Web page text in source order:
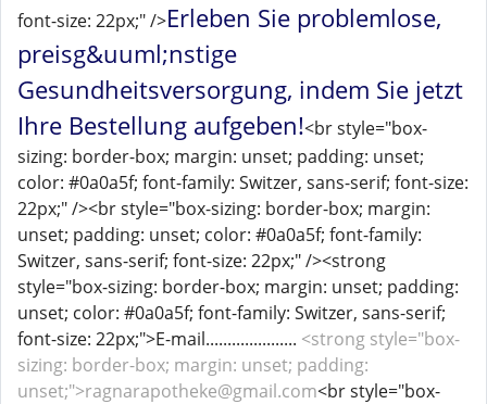
font-size: 22px;" />Erleben Sie problemlose,
preisg&uuml;nstige
Gesundheitsversorgung, indem Sie jetzt
Ihre Bestellung aufgeben!<br style="box-
sizing: border-box; margin: unset; padding: unset;
color: #0a0a5f; font-family: Switzer, sans-serif; font-size:
22px;" /><br style="box-sizing: border-box; margin:
unset; padding: unset; color: #0a0a5f; font-family:
Switzer, sans-serif; font-size: 22px;" /><strong
style="box-sizing: border-box; margin: unset; padding:
unset; color: #0a0a5f; font-family: Switzer, sans-serif;
font-size: 22px;">E-mail..................... <strong style="box-
sizing: border-box; margin: unset; padding:
unset;">ragnarapotheke@gmail.com<br style="box-